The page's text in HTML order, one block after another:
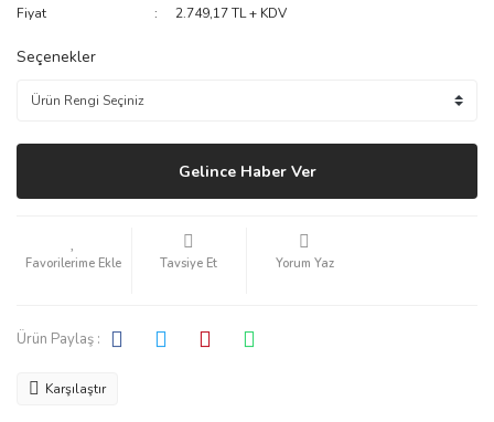
Fiyat
2.749,17 TL + KDV
Seçenekler
Gelince Haber Ver
Tavsiye Et Yorum Yaz
Ürün Paylaş :
Karşılaştır